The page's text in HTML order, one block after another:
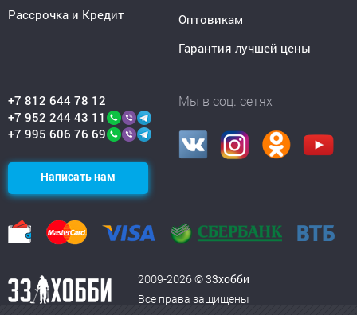
Рассрочка и Кредит
Оптовикам
Гарантия лучшей цены
+7 812 644 78 12
+7 952 244 43 11
+7 995 606 76 69
Написать нам
Мы в соц. сетях
2009-2026 ©33хобби
Все права защищены